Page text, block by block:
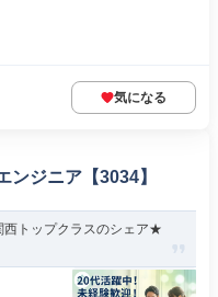
気になる
ンジニア【3034】
西トップクラスのシェア★